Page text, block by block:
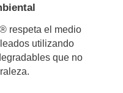
respeta el medio
utilizando
que no